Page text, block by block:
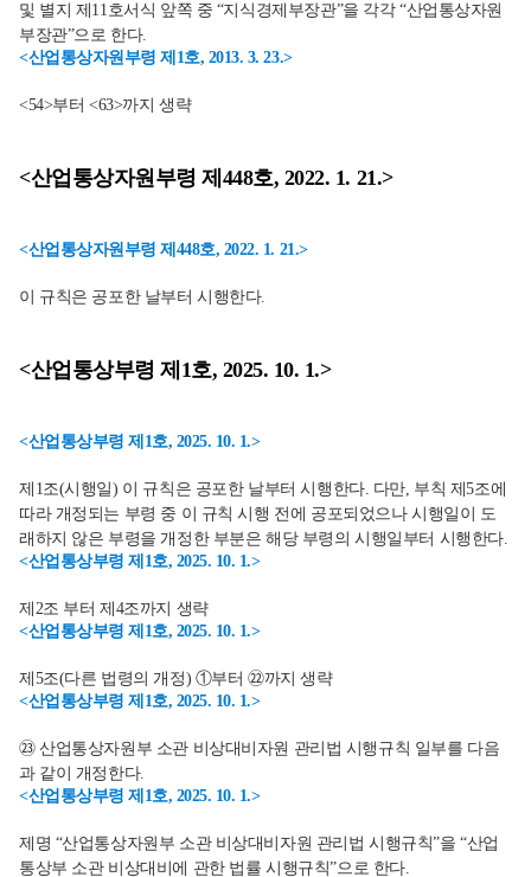
및 별지 제11호서식 앞쪽 중 “지식경제부장관”을 각각 “산업통상자원
부장관”으로 한다.
<산업통상자원부령 제1호, 2013. 3. 23.>
<54>부터 <63>까지 생략
<산업통상자원부령 제448호, 2022. 1. 21.>
<산업통상자원부령 제448호, 2022. 1. 21.>
이 규칙은 공포한 날부터 시행한다.
<산업통상부령 제1호, 2025. 10. 1.>
<산업통상부령 제1호, 2025. 10. 1.>
제1조(시행일) 이 규칙은 공포한 날부터 시행한다. 다만, 부칙 제5조에
따라 개정되는 부령 중 이 규칙 시행 전에 공포되었으나 시행일이 도
래하지 않은 부령을 개정한 부분은 해당 부령의 시행일부터 시행한다.
<산업통상부령 제1호, 2025. 10. 1.>
제2조 부터 제4조까지 생략
<산업통상부령 제1호, 2025. 10. 1.>
제5조(다른 법령의 개정) ①부터 ㉒까지 생략
<산업통상부령 제1호, 2025. 10. 1.>
㉓ 산업통상자원부 소관 비상대비자원 관리법 시행규칙 일부를 다음
과 같이 개정한다.
<산업통상부령 제1호, 2025. 10. 1.>
제명 “산업통상자원부 소관 비상대비자원 관리법 시행규칙”을 “산업
통상부 소관 비상대비에 관한 법률 시행규칙”으로 한다.